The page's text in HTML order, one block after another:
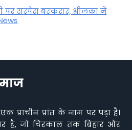
सस्पेंस बरकरार, श्रीलंका ने
प्राचीन प्रांत के नाम पर पड़ा है।
है, जो चिरकाल तक बिहार और